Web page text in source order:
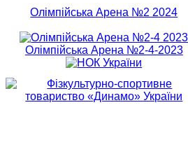
Олімпійська Арена №2 2024
Олімпійська Арена №2-4-2023